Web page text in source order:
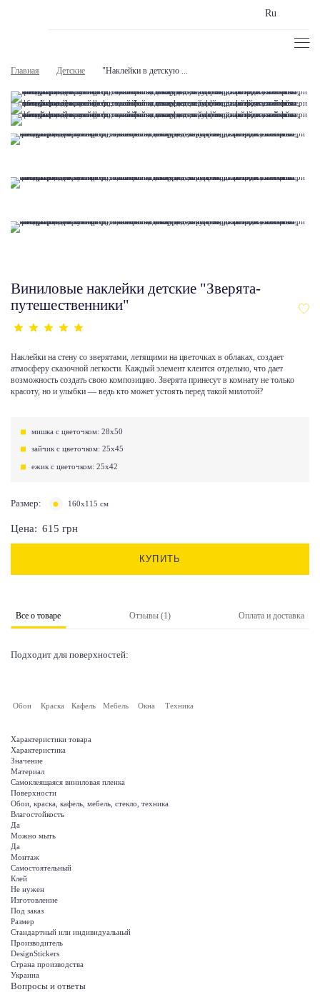
Ru
Главная Детские "Наклейки в детскую ...
Виниловые наклейки детские "Зверята-
путешественники"
Наклейки на стену со зверятами, летящими на цветочках в облаках, создает
атмосферу сказочной легкости. Каждый элемент клеится отдельно, что дает
возможность создать свою композицию. Зверята принесут в комнату не только
красоту, но и улыбки — ведь кто может устоять перед такой милотой?
мишка с цветочком: 28х50
зайчик с цветочком: 25х45
ежик с цветочком: 25х42
Размер: 160х115 см
Цена: 615 грн
КУПИТЬ
Все о товаре Отзывы (1) Оплата и доставка
Подходит для поверхностей:
Обои Краска Кафель Мебель Окна Техника
Характеристики товара
Характеристика
Значение
Материал
Самоклеящаяся виниловая пленка
Поверхности
Обои, краска, кафель, мебель, стекло, техника
Влагостойкость
Да
Можно мыть
Да
Монтаж
Самостоятельный
Клей
Не нужен
Изготовление
Под заказ
Размер
Стандартный или индивидуальный
Производитель
DesignStickers
Страна производства
Украина
Вопросы и ответы